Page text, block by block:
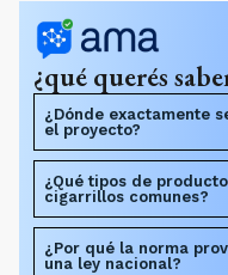
¿qué querés
¿Dónde exactamente
el proyecto?
¿Qué tipos de
cigarrillos comunes?
¿Por qué la norma
una ley nacional?